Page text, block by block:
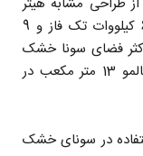
HELO بهره برده و در سه ظرفیت 4.5 و 6 کیلووات تک فاز و 9
فضای سونا خشک
قابل گرمایش توسط هیتر های سری NS کالمو 13 متر مکعب در
در سونای خشک